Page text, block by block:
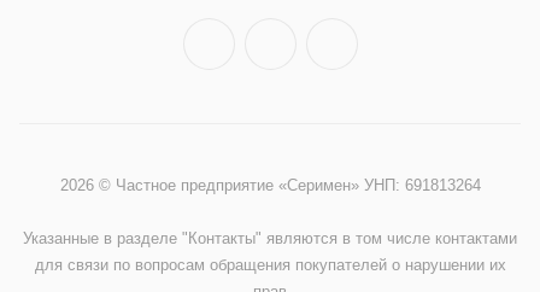
2026 © Частное предприятие «Серимен» УНП: 691813264
Указанные в разделе "Контакты" являются в том числе контактами
для связи по вопросам обращения покупателей о нарушении их